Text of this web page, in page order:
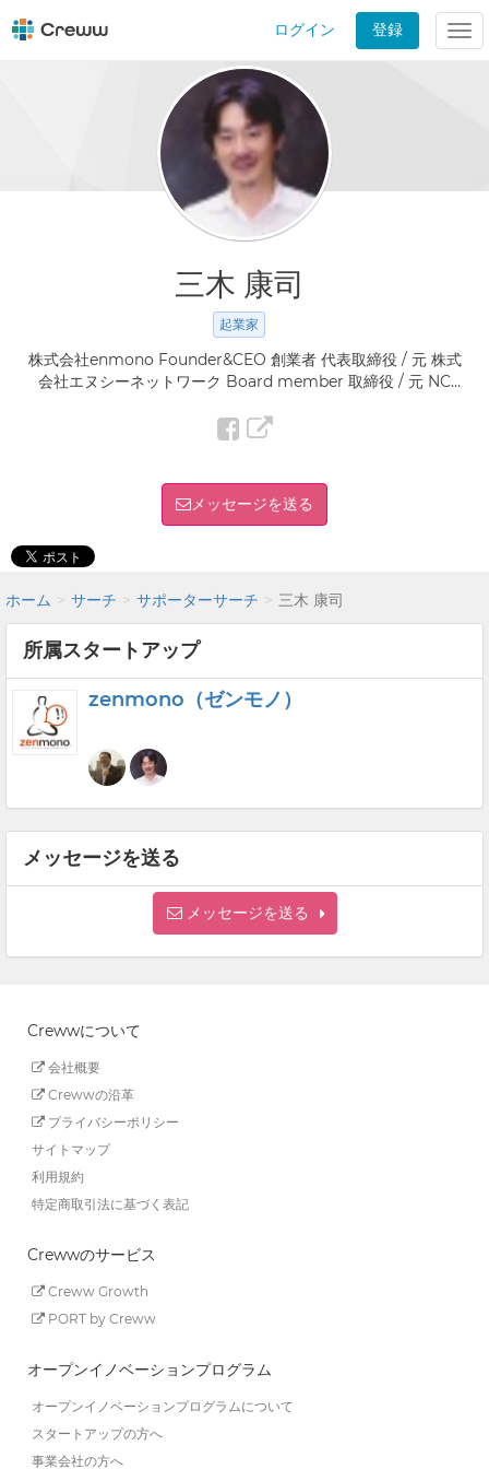
ログイン 登録
三木 康司
起業家
株式会社enmono Founder&CEO 創業者 代表取締役 / 元 株式
会社エヌシーネットワーク Board member 取締役 / 元 NC
OEM products 海外営業統括部 OEM事業部
メッセージを送る
ホーム サーチ サポーターサーチ 三木 康司
所属スタートアップ
zenmono（ゼンモノ）
メッセージを送る
メッセージを送る
Crewwについて
会社概要
Crewwの沿革
プライバシーポリシー
サイトマップ
利用規約
特定商取引法に基づく表記
Crewwのサービス
Creww Growth
PORT by Creww
オープンイノベーションプログラム
オープンイノベーションプログラムについて
スタートアップの方へ
事業会社の方へ